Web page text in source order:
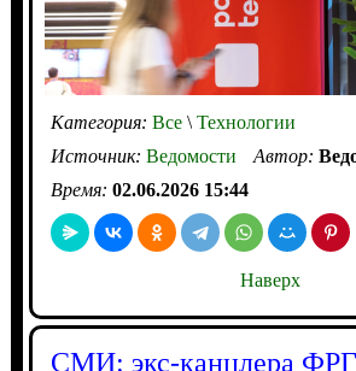
Категория: Все\Технологии
Источник: Ведомости Автор:
Время: 02.06.2026 15:44
Наверх
СМИ: экс-канцлера